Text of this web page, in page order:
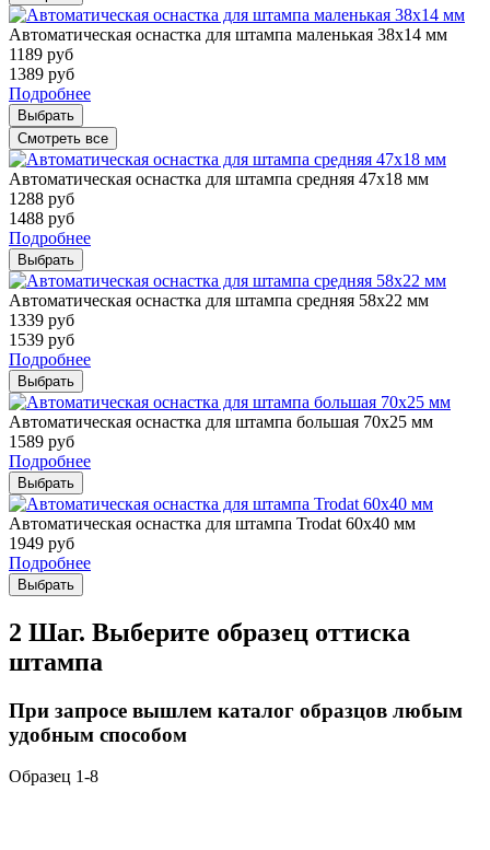
Автоматическая оснастка для штампа маленькая 38х14 мм
1189 руб
1389 руб
Подробнее
Выбрать
Смотреть все
Автоматическая оснастка для штампа средняя 47х18 мм
1288 руб
1488 руб
Подробнее
Выбрать
Автоматическая оснастка для штампа средняя 58х22 мм
1339 руб
1539 руб
Подробнее
Выбрать
Автоматическая оснастка для штампа большая 70х25 мм
1589 руб
Подробнее
Выбрать
Автоматическая оснастка для штампа Trodat 60х40 мм
1949 руб
Подробнее
Выбрать
2 Шаг. Выберите образец оттиска
штампа
При запросе вышлем каталог образцов любым
удобным способом
Образец 1-8